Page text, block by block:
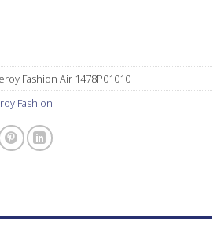
Fashion Air 1478P01010
Fashion